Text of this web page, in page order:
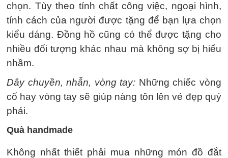
chọn. Tùy theo tính chất công việc, ngoại hình,
tính cách của người được tặng để bạn lựa chọn
kiểu dáng. Đồng hồ cũng có thể được tặng cho
nhiều đối tượng khác nhau mà không sợ bị hiểu
nhầm.
Dây chuyền, nhẫn, vòng tay: Những chiếc vòng
cổ hay vòng tay sẽ giúp nàng tôn lên vẻ đẹp quý
phái.
Quà handmade
Không nhất thiết phải mua những món đồ đắt